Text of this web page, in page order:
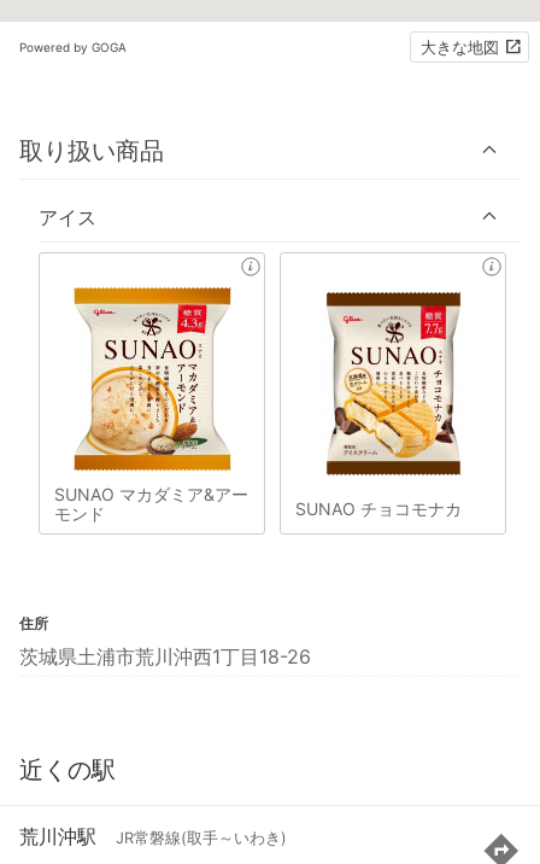
Powered by GOGA 大きな地図
取り扱い商品
アイス
SUNAO マカダミア&アー
モンド
SUNAO チョコモナカ
住所
茨城県土浦市荒川沖西1丁目18-26
近くの駅
荒川沖駅 JR常磐線(取手～いわき)